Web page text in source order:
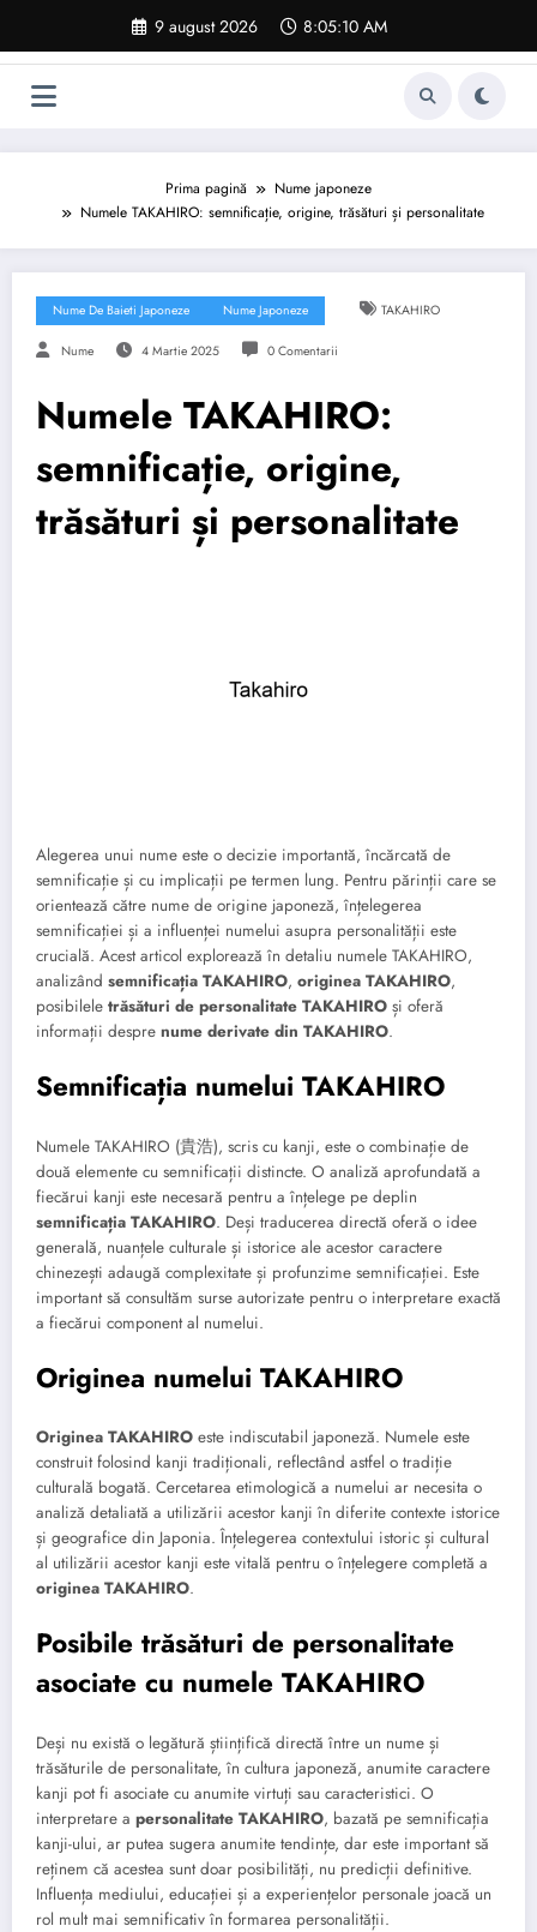
conținut
9 august 2026 8:05:11 AM
Prima pagină
Nume japoneze
Numele TAKAHIRO: semnificație, origine, trăsături și personalitate
Nume De Baieti Japoneze Nume Japoneze TAKAHIRO
Nume 4 Martie 2025 0 Comentarii
Numele TAKAHIRO:
semnificație, origine,
trăsături și personalitate
Alegerea unui nume este o decizie importantă, încărcată de
semnificație și cu implicații pe termen lung. Pentru părinții care se
orientează către nume de origine japoneză, înțelegerea
semnificației și a influenței numelui asupra personalității este
crucială. Acest articol explorează în detaliu numele TAKAHIRO,
analizând semnificația TAKAHIRO, originea TAKAHIRO,
posibilele trăsături de personalitate TAKAHIRO și oferă
informații despre nume derivate din TAKAHIRO.
Semnificația numelui TAKAHIRO
Numele TAKAHIRO (貴浩), scris cu kanji, este o combinație de
două elemente cu semnificații distincte. O analiză aprofundată a
fiecărui kanji este necesară pentru a înțelege pe deplin
semnificația TAKAHIRO. Deși traducerea directă oferă o idee
generală, nuanțele culturale și istorice ale acestor caractere
chinezești adaugă complexitate și profunzime semnificației. Este
important să consultăm surse autorizate pentru o interpretare exactă
a fiecărui component al numelui.
Originea numelui TAKAHIRO
Originea TAKAHIRO este indiscutabil japoneză. Numele este
construit folosind kanji tradiționali, reflectând astfel o tradiție
culturală bogată. Cercetarea etimologică a numelui ar necesita o
analiză detaliată a utilizării acestor kanji în diferite contexte istorice
și geografice din Japonia. Înțelegerea contextului istoric și cultural
al utilizării acestor kanji este vitală pentru o înțelegere completă a
originea TAKAHIRO.
Posibile trăsături de personalitate
asociate cu numele TAKAHIRO
Deși nu există o legătură științifică directă între un nume și
trăsăturile de personalitate, în cultura japoneză, anumite caractere
kanji pot fi asociate cu anumite virtuți sau caracteristici. O
interpretare a personalitate TAKAHIRO, bazată pe semnificația
kanji-ului, ar putea sugera anumite tendințe, dar este important să
reținem că acestea sunt doar posibilități, nu predicții definitive.
Influența mediului, educației și a experiențelor personale joacă un
rol mult mai semnificativ în formarea personalității.